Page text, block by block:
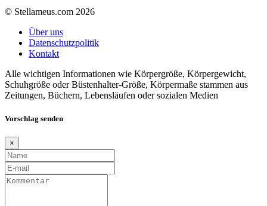
© Stellameus.com 2026
Über uns
Datenschutzpolitik
Kontakt
Alle wichtigen Informationen wie Körpergröße, Körpergewicht,
Schuhgröße oder Büstenhalter-Größe, Körpermaße stammen aus
Zeitungen, Büchern, Lebensläufen oder sozialen Medien
Vorschlag senden
×